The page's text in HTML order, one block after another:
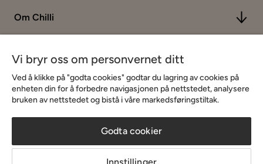
Om Chilli
Vi bryr oss om personvernet ditt
Ved å klikke på "godta cookies" godtar du lagring av cookies på
enheten din for å forbedre navigasjonen på nettstedet, analysere
bruken av nettstedet og bistå i våre markedsføringstiltak.
Godta cookier